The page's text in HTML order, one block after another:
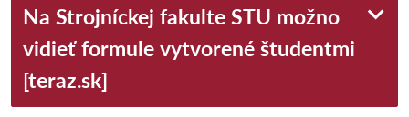
Na Strojníckej fakulte STU možno
vidieť formule vytvorené študentmi
[teraz.sk]